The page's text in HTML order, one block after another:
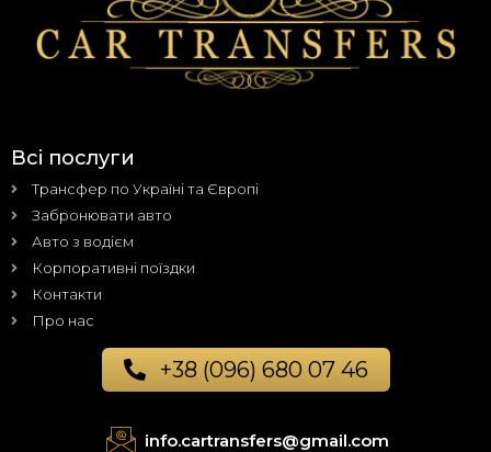
Всі послуги
Трансфер по Україні та Європі
Забронювати авто
Авто з водієм
Корпоративні поїздки
Контакти
Про нас
+38 (096) 680 07 46
info.cartransfers@gmail.com